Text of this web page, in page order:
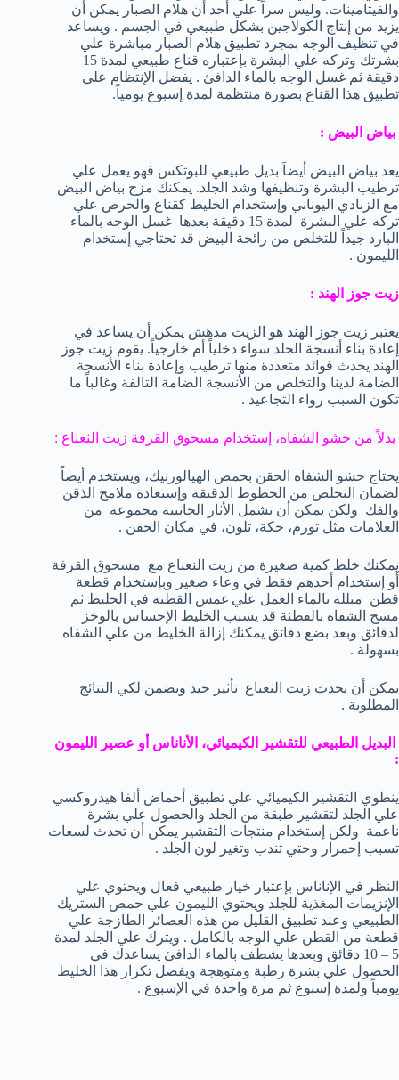
والفيتامينات. وليس سراً علي أحد أن هلام الصبار يمكن أن
يزيد من إنتاج الكولاجين بشكل طبيعي في الجسم . ويساعد
في تنظيف الوجه بمجرد تطبيق هلام الصبار مباشرة علي
بشرتك وتركه علي البشرة بإعتباره قناع طبيعي لمدة 15
دقيقة ثم غسل الوجه بالماء الدافئ . يفضل الإنتظام علي
تطبيق هذا القناع بصورة منتظمة لمدة إسبوع يومياً.
بياض البيض :
يعد بياض البيض أيضاَ بديل طبيعي للبوتكس فهو يعمل علي
ترطيب البشرة وتنظيفها وشد الجلد. يمكنك مزج بياض البيض
مع الزبادي اليوناني وإستخدام الخليط كقناع والحرص علي
تركه علي البشرة لمدة 15 دقيقة بعدها غسل الوجه بالماء
البارد جيداً للتخلص من رائحة البيض قد تحتاجي إستخدام
الليمون .
زيت جوز الهند :
يعتبر زيت جوز الهند هو الزيت مدهش يمكن أن يساعد في
إعادة بناء أنسجة الجلد سواء دخلياً أم خارجياً. يقوم زيت جوز
الهند يحدث فوائد متعددة منها ترطيب وإعادة بناء الأنسجة
الضامة لدينا والتخلص من الأنسجة الضامة التالفة وغالباً ما
تكون السبب رواء التجاعيد .
بدلاً من حشو الشفاه، إستخدام مسحوق القرفة زيت النعناع :
يحتاج حشو الشفاه الحقن بحمض الهيالورنيك، ويستخدم أيضاً
لضمان التخلص من الخطوط الدقيقة وإستعادة ملامح الذقن
والفك ولكن يمكن أن تشمل الأثار الجانبية مجموعة من
العلامات مثل تورم، حكة، تلون، في مكان الحقن .
يمكنك خلط كمية صغيرة من زيت النعناع مع مسحوق القرفة
أو إستخدام أحدهم فقط في وعاء صغير وبإستخدام قطعة
قطن مبللة بالماء العمل علي غمس القطنة في الخليط ثم
مسح الشفاه بالقطنة قد يسبب الخليط الإحساس بالوخز
لدقائق وبعد بضع دقائق يمكنك إزالة الخليط من علي الشفاه
بسهولة .
يمكن أن يحدث زيت النعناع تأثير جيد ويضمن لكي النتائج
المطلوبة .
البديل الطبيعي للتقشير الكيميائي، الأناناس أو عصير الليمون
:
ينطوي التقشير الكيميائي علي تطبيق أحماض ألفا هيدروكسي
علي الجلد لتقشير طبقة من الجلد والحصول علي بشرة
ناعمة ولكن إستخدام منتجات التقشير يمكن أن تحدث لسعات
تسبب إحمرار وحتي تندب وتغير لون الجلد .
النظر في الإناناس بإعتبار خيار طبيعي فعال ويحتوي علي
الإنزيمات المغذية للجلد ويحتوي الليمون علي حمض الستريك
الطبيعي وعند تطبيق القليل من هذه العصائر الطازجة علي
قطعة من القطن علي الوجه بالكامل . ويترك علي الجلد لمدة
5 – 10 دقائق وبعدها يشطف بالماء الدافئ يساعدك في
الحصول علي بشرة رطبة ومتوهجة ويفضل تكرار هذا الخليط
يومياً ولمدة إسبوع ثم مرة واحدة في الإسبوع .